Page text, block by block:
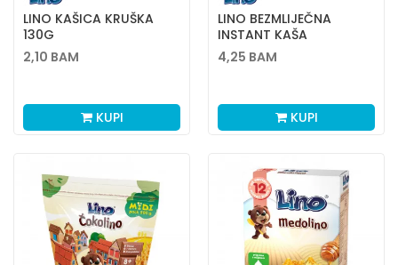
LINO KAŠICA KRUŠKA
130G
2,10 BAM
KUPI
LINO BEZMLIJEČNA
INSTANT KAŠA
ČOKOLINO 200G
4,25 BAM
KUPI